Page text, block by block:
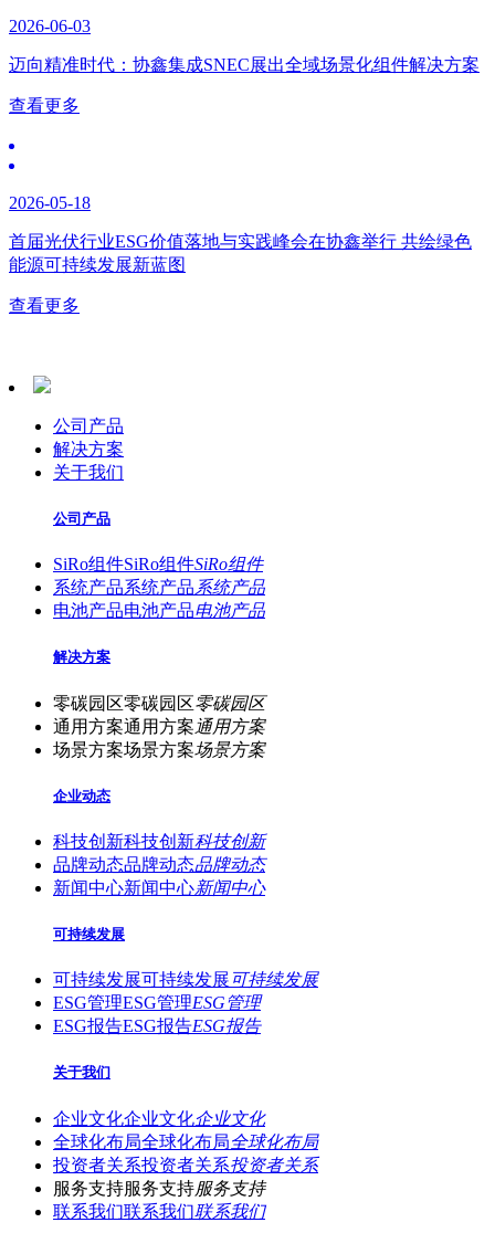
2026-06-03
迈向精准时代：协鑫集成SNEC展出全域场景化组件解决方案
查看更多
2026-05-18
首届光伏行业ESG价值落地与实践峰会在协鑫举行 共绘绿色
能源可持续发展新蓝图
查看更多
公司产品
解决方案
关于我们
公司产品
SiRo组件SiRo组件SiRo组件
系统产品系统产品 系统产品
电池产品电池产品电池产品
解决方案
零碳园区零碳园区零碳园区
通用方案通用方案通用方案
场景方案场景方案场景方案
企业动态
科技创新科技创新科技创新
品牌动态品牌动态品牌动态
新闻中心新闻中心新闻中心
可持续发展
可持续发展可持续发展 可持续发展
ESG管理ESG管理ESG管理
ESG报告ESG报告ESG报告
关于我们
企业文化企业文化企业文化
全球化布局全球化布局全球化布局
投资者关系投资者关系投资者关系
服务支持服务支持服务支持
联系我们联系我们联系我们